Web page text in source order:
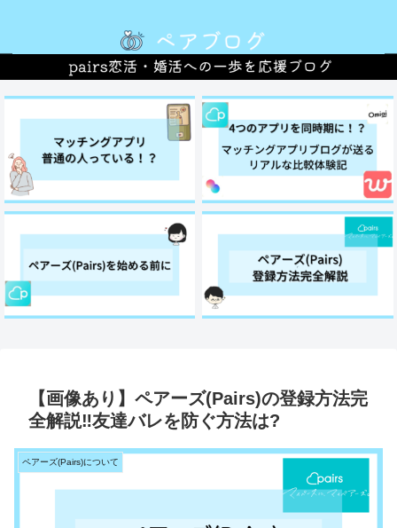
【画像あり】ペアーズ(Pairs)の登録方法完
全解説‼友達バレを防ぐ方法は?
ペアーズ(Pairs)について